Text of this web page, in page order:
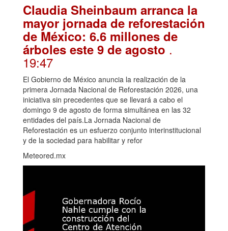
Claudia Sheinbaum arranca la
mayor jornada de reforestación
de México: 6.6 millones de
árboles este 9 de agosto .
19:47
El Gobierno de México anuncia la realización de la
primera Jornada Nacional de Reforestación 2026, una
iniciativa sin precedentes que se llevará a cabo el
domingo 9 de agosto de forma simultánea en las 32
entidades del país.La Jornada Nacional de
Reforestación es un esfuerzo conjunto interinstitucional
y de la sociedad para habilitar y refor
Meteored.mx